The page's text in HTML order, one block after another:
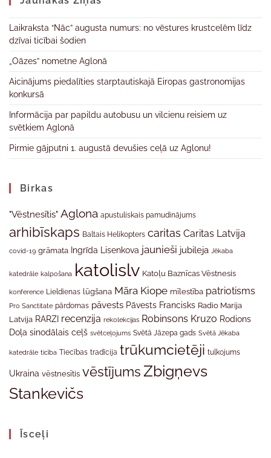
Laikraksta “Nāc” augusta numurs: no vēstures krustcelēm līdz
dzīvai ticībai šodien
„Oāzes” nometne Aglonā
Aicinājums piedalīties starptautiskajā Eiropas gastronomijas
konkursā
Informācija par papildu autobusu un vilcienu reisiem uz
svētkiem Aglonā
Pirmie gājputni 1. augustā devušies ceļā uz Aglonu!
Birkas
"Vēstnesītis" Aglona apustuliskais pamudinājums
arhibīskaps Baltais Helikopters caritas Caritas Latvija
covid-19 grāmata Ingrīda Lisenkova jaunieši jubileja Jēkaba
katedrāle kalpošana katolislv Katoļu Baznīcas Vēstnesis
konference Lieldienas lūgšana Māra Kiope mīlestība patriotisms
Pro Sanctitate pārdomas pāvests Pāvests Francisks Radio Marija
Latvija RARZI recenzija rekolekcijas Robinsons Kruzo Rodions
Doļa sinodālais ceļš svētceļojums Svētā Jāzepa gads Svētā Jēkaba
katedrāle ticība Tiecības tradīcija trūkumcietēji tulkojums
Ukraina vēstnesītis vēstījumsZbigņevs
Stankevičs
Īsceļi